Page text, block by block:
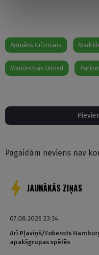
Antuāns Grīzmans
Mančestras United
Pagaidām neviens nav
JAUNĀKĀS ZIŅAS
07.08.2026 23:34
Arī Pļaviņš/Fokerots
apakšgrupas spēlēs